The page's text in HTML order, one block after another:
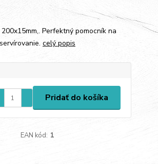
Perfektný pomocník na
celý popis
Pridať do košíka
EAN kód: 1